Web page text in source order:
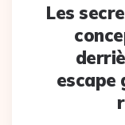
Les
escape